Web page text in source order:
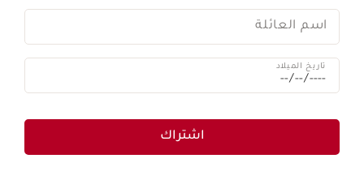
اسم العائلة
تاريخ الميلاد
اشتراك